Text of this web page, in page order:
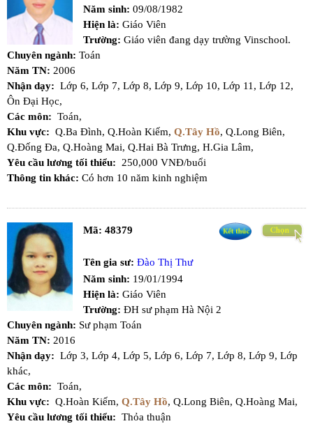
Năm sinh: 09/08/1982
Hiện là: Giáo Viên
Trường: Giáo viên đang dạy trường Vinschool.
Chuyên ngành: Toán
Năm TN: 2006
Nhận dạy: Lớp 6, Lớp 7, Lớp 8, Lớp 9, Lớp 10, Lớp 11, Lớp 12,
Ôn Đại Học,
Các môn: Toán,
Khu vực: Q.Ba Đình, Q.Hoàn Kiếm, Q.Tây Hồ, Q.Long Biên,
Q.Đống Đa, Q.Hoàng Mai, Q.Hai Bà Trưng, H.Gia Lâm,
Yêu cầu lương tối thiểu:
250,000 VNĐ/buổi
Thông tin khác: Có hơn 10 năm kinh nghiệm
Mã: 48379
Tên gia sư: Đào Thị Thư
Năm sinh: 19/01/1994
Hiện là: Giáo Viên
Trường: ĐH sư phạm Hà Nội 2
Chuyên ngành: Sư phạm Toán
Năm TN: 2016
Nhận dạy: Lớp 3, Lớp 4, Lớp 5, Lớp 6, Lớp 7, Lớp 8, Lớp 9, Lớp
khác,
Các môn: Toán,
Khu vực: Q.Hoàn Kiếm, Q.Tây Hồ, Q.Long Biên, Q.Hoàng Mai,
Yêu cầu lương tối thiểu: Thỏa thuận